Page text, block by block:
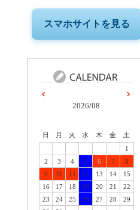
スマホサイトを見る
2026/08
日 月 火 水 木 金
土
1
2
3 4 5 6 7
8
9
10 11 12 13 14
15
16
17 18 19 20 21
22
23
24 25 26 27 28
29